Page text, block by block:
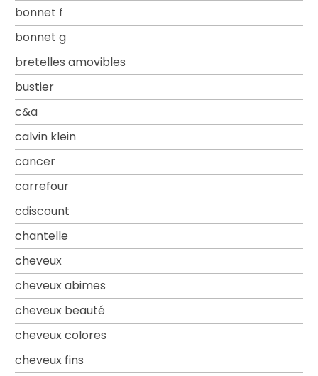
bonnet f
bonnet g
bretelles amovibles
bustier
c&a
calvin klein
cancer
carrefour
cdiscount
chantelle
cheveux
cheveux abimes
cheveux beauté
cheveux colores
cheveux fins